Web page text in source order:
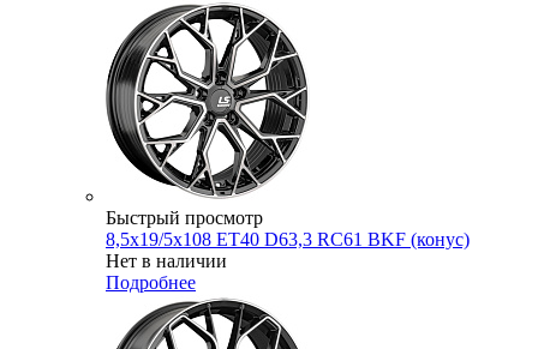
Быстрый просмотр
8,5x19/5x108 ET40 D63,3 RC61 BKF (конус)
Нет в наличии
Подробнее